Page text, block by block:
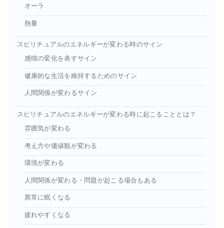
オーラ
熱量
スピリチュアルのエネルギーが変わる時のサイン
感情の変化を表すサイン
健康的な生活を維持するためのサイン
人間関係が変わるサイン
スピリチュアルのエネルギーが変わる時に起こることとは？
雰囲気が変わる
考え方や価値観が変わる
環境が変わる
人間関係が変わる・問題が起こる場合もある
異常に眠くなる
疲れやすくなる